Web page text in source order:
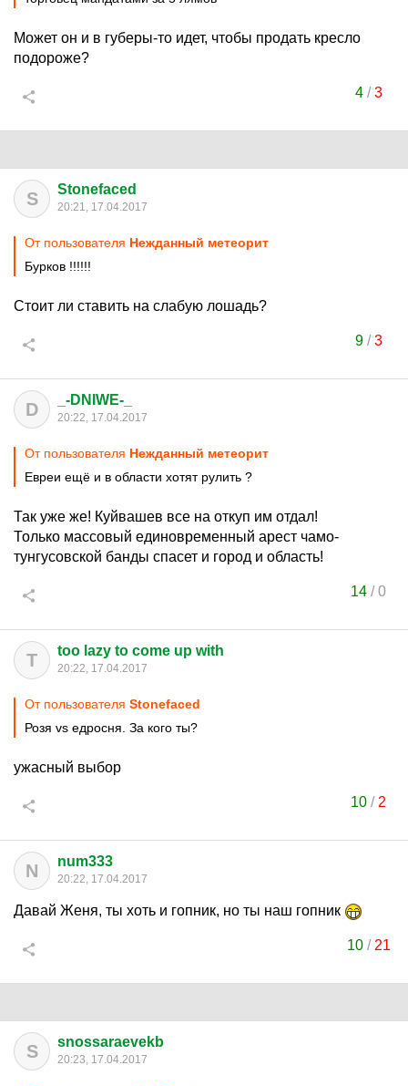
Может он и в губеры-то идет, чтобы продать кресло
подороже?
4/3
S Stonefaced
20:21, 17.04.2017
От пользователя Нежданный метеорит
Бурков !!!!!!
Стоит ли ставить на слабую лошадь?
9/3
D _-DNIWE-_
20:22, 17.04.2017
От пользователя Нежданный метеорит
Евреи ещё и в области хотят рулить ?
Так уже же! Куйвашев все на откуп им отдал!
Только массовый единовременный арест чамо-
тунгусовской банды спасет и город и область!
14 /0
T too lazy to come up with
20:22, 17.04.2017
От пользователя Stonefaced
Розя vs едросня. За кого ты?
ужасный выбор
10 / 2
N num333
20:22, 17.04.2017
Давай Женя, ты хоть и гопник, но ты наш гопник
10/ 21
S snossaraevekb
20:23, 17.04.2017